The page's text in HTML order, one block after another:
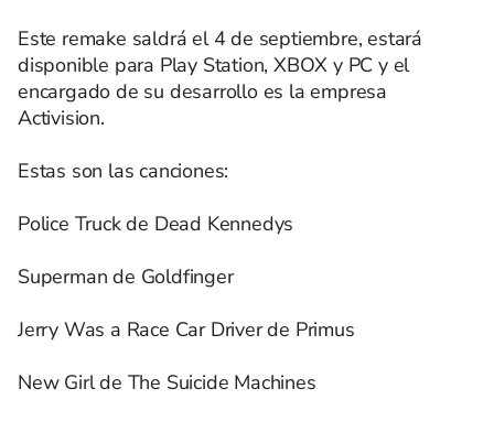
Este remake saldrá el 4 de septiembre, estará
disponible para Play Station, XBOX y PC y el
encargado de su desarrollo es la empresa
Activision.
Estas son las canciones:
Police Truck de Dead Kennedys
Superman de Goldfinger
Jerry Was a Race Car Driver de Primus
New Girl de The Suicide Machines